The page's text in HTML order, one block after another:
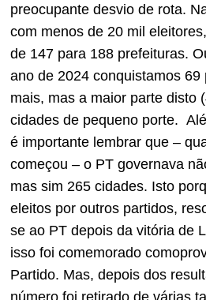
preocupante desvio de rota.
com menos de 20 mil
de 147 para 188 prefeituras.
ano de 2024 conquistamos 69
mais, mas a maior parte disto
cidades de pequeno porte.
é importante lembrar que –
começou – o PT governava
mas sim 265 cidades. Isto
eleitos por outros partidos,
se ao PT depois da vitória de
isso foi comemorado como
Partido. Mas, depois dos
número foi retirado de várias